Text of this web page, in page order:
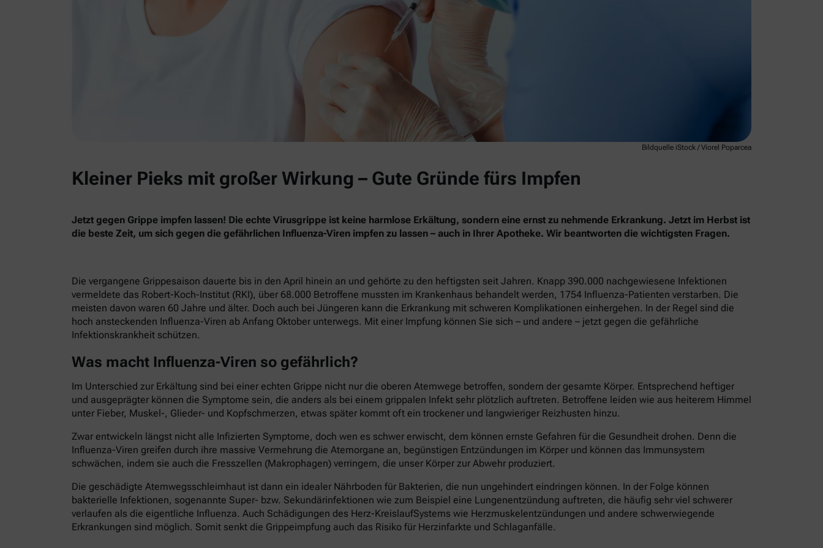
Bildquelle iStock / Viorel Poparcea
Kleiner Pieks mit großer Wirkung – Gute Gründe fürs Impfen
Jetzt gegen Grippe impfen lassen! Die echte Virusgrippe ist keine harmlose Erkältung, sondern eine ernst zu nehmende Erkrankung. Jetzt im Herbst ist
die beste Zeit, um sich gegen die gefährlichen Influenza-Viren impfen zu lassen – auch in Ihrer Apotheke. Wir beantworten die wichtigsten Fragen.
Die vergangene Grippesaison dauerte bis in den April hinein an und gehörte zu den heftigsten seit Jahren. Knapp 390.000 nachgewiesene Infektionen
vermeldete das Robert-Koch-Institut (RKI), über 68.000 Betroffene mussten im Krankenhaus behandelt werden, 1754 Influenza-Patienten verstarben. Die
meisten davon waren 60 Jahre und älter. Doch auch bei Jüngeren kann die Erkrankung mit schweren Komplikationen einhergehen. In der Regel sind die
hoch ansteckenden Influenza-Viren ab Anfang Oktober unterwegs. Mit einer Impfung können Sie sich – und andere – jetzt gegen die gefährliche
Infektionskrankheit schützen.
Was macht Influenza-Viren so gefährlich?
Im Unterschied zur Erkältung sind bei einer echten Grippe nicht nur die oberen Atemwege betroffen, sondern der gesamte Körper. Entsprechend heftiger
und ausgeprägter können die Symptome sein, die anders als bei einem grippalen Infekt sehr plötzlich auftreten. Betroffene leiden wie aus heiterem Himmel
unter Fieber, Muskel-, Glieder- und Kopfschmerzen, etwas später kommt oft ein trockener und langwieriger Reizhusten hinzu.
Zwar entwickeln längst nicht alle Infizierten Symptome, doch wen es schwer erwischt, dem können ernste Gefahren für die Gesundheit drohen. Denn die
Influenza-Viren greifen durch ihre massive Vermehrung die Atemorgane an, begünstigen Entzündungen im Körper und können das Immunsystem
schwächen, indem sie auch die Fresszellen (Makrophagen) verringern, die unser Körper zur Abwehr produziert.
Die geschädigte Atemwegsschleimhaut ist dann ein idealer Nährboden für Bakterien, die nun ungehindert eindringen können. In der Folge können
bakterielle Infektionen, sogenannte Super- bzw. Sekundärinfektionen wie zum Beispiel eine Lungenentzündung auftreten, die häufig sehr viel schwerer
verlaufen als die eigentliche Influenza. Auch Schädigungen des Herz-KreislaufSystems wie Herzmuskelentzündungen und andere schwerwiegende
Erkrankungen sind möglich. Somit senkt die Grippeimpfung auch das Risiko für Herzinfarkte und Schlaganfälle.